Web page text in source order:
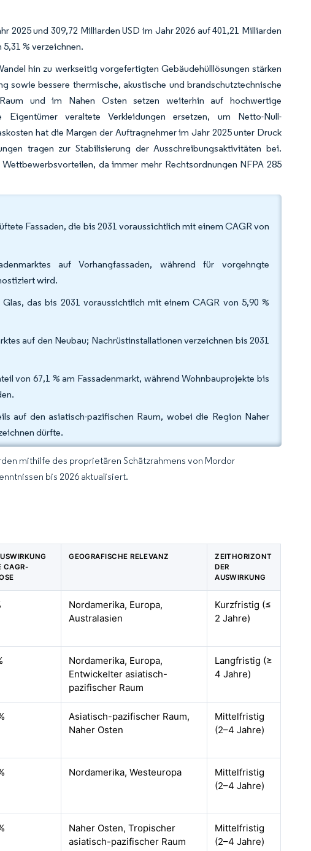
2025 und 309,72 Milliarden USD im Jahr 2026 auf 401,21 Milliarden
% verzeichnen.
hin zu werkseitig vorgefertigten Gebäudehülllösungen stärken
sowie bessere thermische, akustische und brandschutztechnische
und im Nahen Osten setzen weiterhin auf hochwertige
Eigentümer veraltete Verkleidungen ersetzen, um Netto-Null-
hat die Margen der Auftragnehmer im Jahr 2025 unter Druck
tragen zur Stabilisierung der Ausschreibungsaktivitäten bei.
da immer mehr Rechtsordnungen NFPA 285
Fassaden, die bis 2031 voraussichtlich mit einem CAGR von
auf Vorhangfassaden, während für vorgehngte
wird.
das bis 2031 voraussichtlich mit einem CAGR von 5,90 %
auf den Neubau; Nachrüstinstallationen verzeichnen bis 2031
von 67,1 % am Fassadenmarkt, während Wohnbauprojekte bis
auf den asiatisch-pazifischen Raum, wobei die Region Naher
dürfte.
mithilfe des proprietären Schätzrahmens von Mordor
bis 2026 aktualisiert.
CAGR-
GEOGRAFISCHE RELEVANZ
ZEITHORIZONT
DER
AUSWIRKUNG
Nordamerika, Europa,
Australasien
Kurzfristig (≤
2 Jahre)
Nordamerika, Europa,
Entwickelter asiatisch-
pazifischer Raum
Langfristig (≥
4 Jahre)
Asiatisch-pazifischer Raum,
Naher Osten
Mittelfristig
(2–4 Jahre)
Nordamerika, Westeuropa
Mittelfristig
(2–4 Jahre)
Naher Osten, Tropischer
asiatisch-pazifischer Raum
Mittelfristig
(2–4 Jahre)